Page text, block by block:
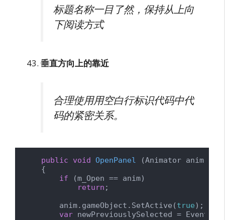
标题名称一目了然，保持从上向
下阅读方式
垂直方向上的靠近
合理使用用空白行标识代码中代
码的紧密关系。
public void OpenPanel (Animator anim
    {
if (m_Open == anim)
return ;
        anim.gameObject.SetActive(
true);
var newPreviouslySelected =